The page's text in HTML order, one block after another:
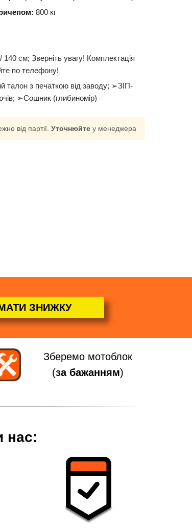
800 кг
см; Зверніть увагу! Комплектація
по телефону!
талон з печаткою від заводу; ➢ЗІП-
➢Сошник (глибиномір)
від партії. Уточнюйте у менеджера
ЗНИЖКУ
Зберемо мотоблок
(за бажанням)
нас: